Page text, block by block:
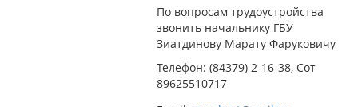
По вопросам трудоустройства
звонить начальнику ГБУ
Зиатдинову Марату Фаруковичу
Телефон: (84379) 2-16-38, Сот
89625510717